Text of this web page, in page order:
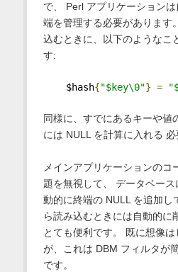
で、 Perl アプリケーション
端を管理する必要があります
込むときに、以下のようなこ
す:
$hash{"$key\0"} =
同様に、すでにあるキーや値
には NULL を計算に入れる 必
メインアプリケーションのコ
題を無視して、 データベー
動的に終端の NULL を追加し
ら読み込むときには自動的に
とても便利です。 既に想像
が、これは DBM フィルタが
です。